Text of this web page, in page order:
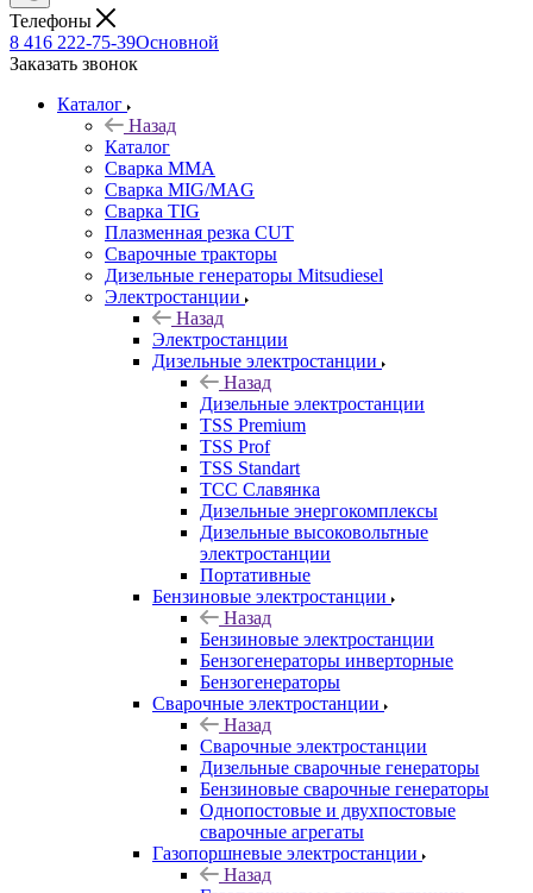
Телефоны
8 416 222-75-39Основной
Заказать звонок
Каталог
Назад
Каталог
Сварка MMA
Сварка MIG/MAG
Сварка TIG
Плазменная резка CUT
Сварочные тракторы
Дизельные генераторы Mitsudiesel
Электростанции
Назад
Электростанции
Дизельные электростанции
Назад
Дизельные электростанции
TSS Premium
TSS Prof
TSS Standart
ТСС Славянка
Дизельные энергокомплексы
Дизельные высоковольтные
электростанции
Портативные
Бензиновые электростанции
Назад
Бензиновые электростанции
Бензогенераторы инверторные
Бензогенераторы
Сварочные электростанции
Назад
Сварочные электростанции
Дизельные сварочные генераторы
Бензиновые сварочные генераторы
Однопостовые и двухпостовые
сварочные агрегаты
Газопоршневые электростанции
Назад